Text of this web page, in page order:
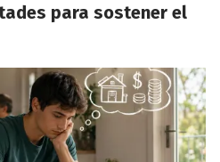
para sostener el